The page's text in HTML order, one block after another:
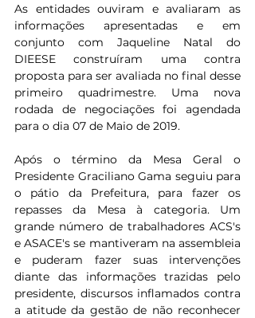
As entidades ouviram e avaliaram as
informações apresentadas e em
conjunto com Jaqueline Natal do
DIEESE construíram uma contra
proposta para ser avaliada no final desse
primeiro quadrimestre. Uma nova
rodada de negociações foi agendada
para o dia 07 de Maio de 2019.
Após o término da Mesa Geral o
Presidente Graciliano Gama seguiu para
o pátio da Prefeitura, para fazer os
repasses da Mesa à categoria. Um
grande número de trabalhadores ACS's
e ASACE's se mantiveram na assembleia
e puderam fazer suas intervenções
diante das informações trazidas pelo
presidente, discursos inflamados contra
a atitude da gestão de não reconhecer